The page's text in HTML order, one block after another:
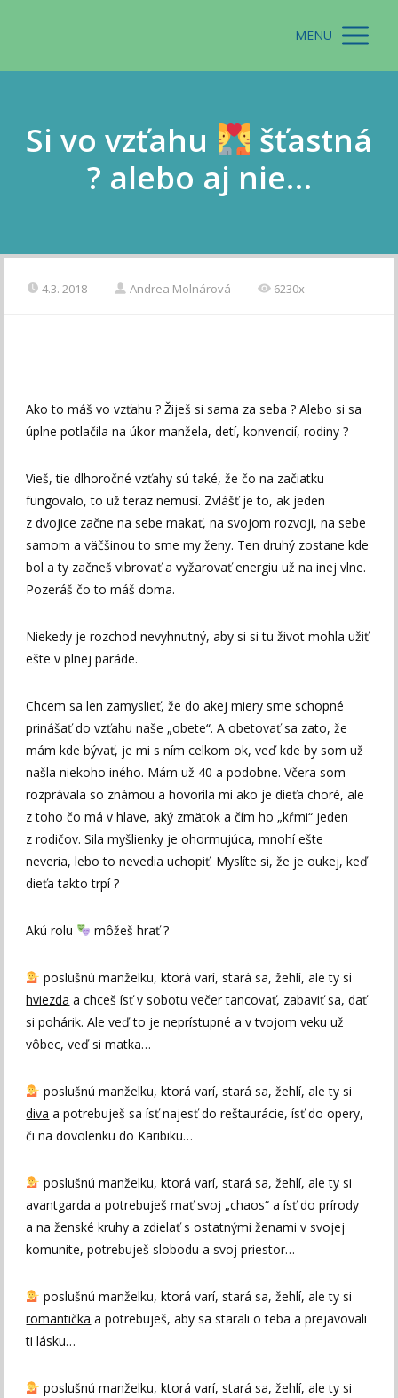
MENU
Si vo vzťahu
šťastná
? alebo aj nie…
4.3. 2018 Andrea Molnárová 6230x
Ako to máš vo vzťahu ? Žiješ si sama za seba ? Alebo si sa
úplne potlačila na úkor manžela, detí, konvencií, rodiny ?
Vieš, tie dlhoročné vzťahy sú také, že čo na začiatku
fungovalo, to už teraz nemusí. Zvlášť je to, ak jeden
z dvojice začne na sebe makať, na svojom rozvoji, na sebe
samom a väčšinou to sme my ženy. Ten druhý zostane kde
bol a ty začneš vibrovať a vyžarovať energiu už na inej vlne.
Pozeráš čo to máš doma.
Niekedy je rozchod nevyhnutný, aby si si tu život mohla užiť
ešte v plnej paráde.
Chcem sa len zamyslieť, že do akej miery sme schopné
prinášať do vzťahu naše „obete“. A obetovať sa zato, že
mám kde bývať, je mi s ním celkom ok, veď kde by som už
našla niekoho iného. Mám už 40 a podobne. Včera som
rozprávala so známou a hovorila mi ako je dieťa choré, ale
z toho čo má v hlave, aký zmätok a čím ho „kŕmi“ jeden
z rodičov. Sila myšlienky je ohormujúca, mnohí ešte
neveria, lebo to nevedia uchopiť. Myslíte si, že je oukej, keď
dieťa takto trpí ?
Akú rolu môžeš hrať ?
poslušnú manželku, ktorá varí, stará sa, žehlí, ale ty si
hviezda a chceš ísť v sobotu večer tancovať, zabaviť sa, dať
si pohárik. Ale veď to je neprístupné a v tvojom veku už
vôbec, veď si matka…
poslušnú manželku, ktorá varí, stará sa, žehlí, ale ty si
diva a potrebuješ sa ísť najesť do reštaurácie, ísť do opery,
či na dovolenku do Karibiku…
poslušnú manželku, ktorá varí, stará sa, žehlí, ale ty si
avantgarda a potrebuješ mať svoj „chaos“ a ísť do prírody
a na ženské kruhy a zdielať s ostatnými ženami v svojej
komunite, potrebuješ slobodu a svoj priestor…
poslušnú manželku, ktorá varí, stará sa, žehlí, ale ty si
romantička a potrebuješ, aby sa starali o teba a prejavovali
ti lásku…
poslušnú manželku, ktorá varí, stará sa, žehlí, ale ty si